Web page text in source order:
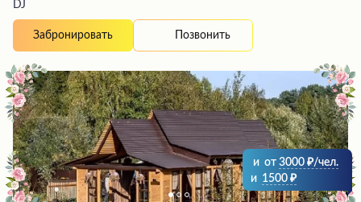
DJ
Забронировать Позвонить
и от 3000
/чел.
и 1500